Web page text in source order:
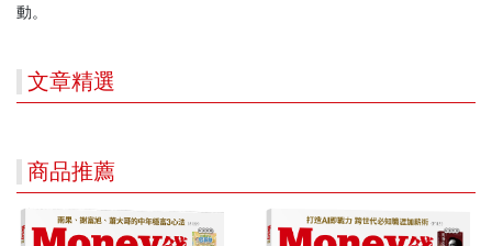
動。
文章精選
商品推薦